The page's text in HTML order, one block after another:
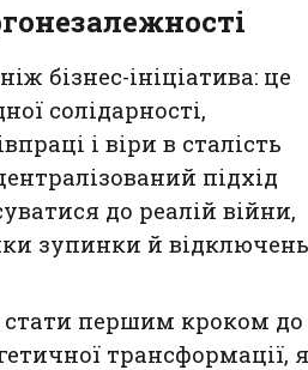
бізнес-ініціатива: це
солідарності,
і віри в сталість
підхід
до реалій війни,
зупинки й
першим кроком до
трансформації,